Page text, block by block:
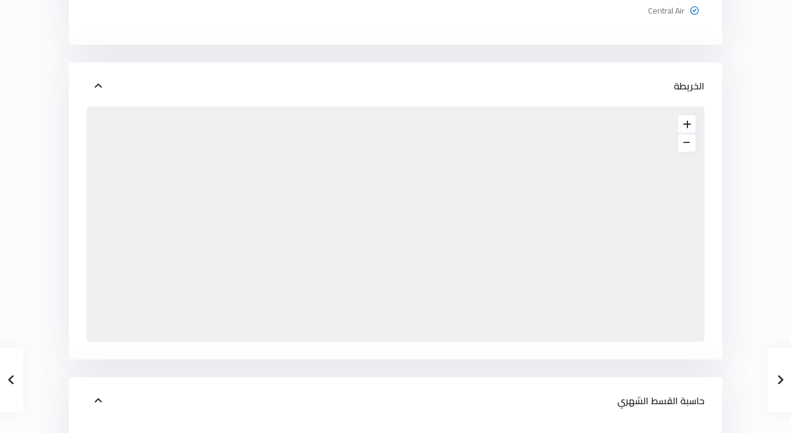
Central Air
الخريطة
حاسبة القسط الشهري